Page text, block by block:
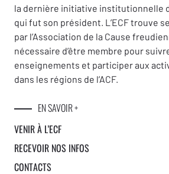
la dernière initiative institutionnelle
qui fut son président. L’ECF trouve
par l’Association de la Cause
nécessaire d’être membre pour
enseignements et participer aux
dans les régions de l’ACF.
EN SAVOIR +
VENIR À L’ECF
RECEVOIR NOS INFOS
CONTACTS